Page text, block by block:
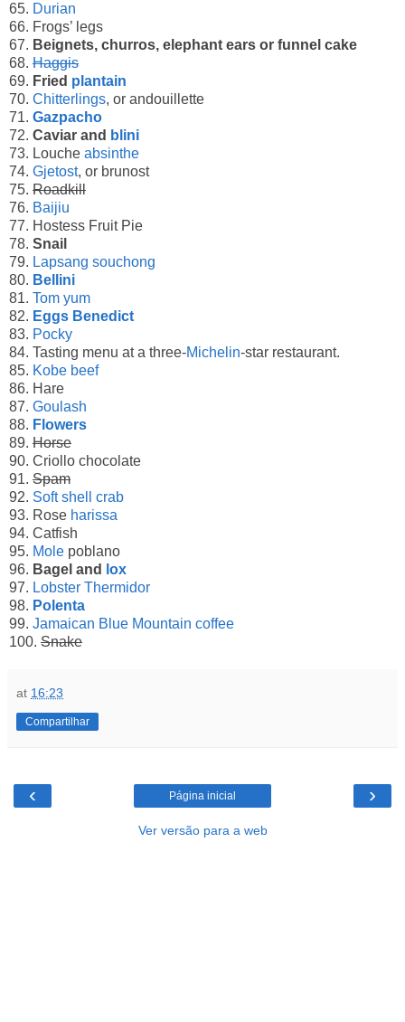
65. Durian
66. Frogs’ legs
67. Beignets, churros, elephant ears or funnel cake
68. Haggis
69. Fried plantain
70. Chitterlings, or andouillette
71. Gazpacho
72. Caviar and blini
73. Louche absinthe
74. Gjetost, or brunost
75. Roadkill
76. Baijiu
77. Hostess Fruit Pie
78. Snail
79. Lapsang souchong
80. Bellini
81. Tom yum
82. Eggs Benedict
83. Pocky
84. Tasting menu at a three-Michelin-star restaurant.
85. Kobe beef
86. Hare
87. Goulash
88. Flowers
89. Horse
90. Criollo chocolate
91. Spam
92. Soft shell crab
93. Rose harissa
94. Catfish
95. Mole poblano
96. Bagel and
lox
97. Lobster Thermidor
98. Polenta
99. Jamaican Blue Mountain coffee
100. Snake
at 16:23
Compartilhar
‹ ›
Página inicial
Ver versão para a web